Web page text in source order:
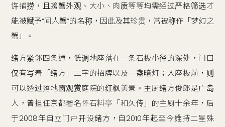
许捕捞，且螃蟹外观、大小、肉质等等均需经过严格筛选才
能被赋予“间人蟹”的名称，因此及其珍贵，常被称作「梦幻之
蟹」。
绪方紧邻四条通，低调地座落在一条石板小径的深处，门口
仅有写着「绪方」二字的招牌以及一盏暗灯；入座板前，则
可以透过落地窗观赏庭院的红枫美景。主厨绪方俊郎是广岛
人，曾担任京都著名怀石料亭「和久传」的主厨十余年，后
于2008年自立门户开设绪方，自2010年起至今维持二星殊